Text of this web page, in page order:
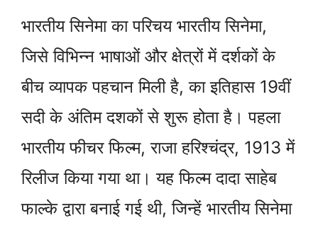
भारतीय सिनेमा का परिचय भारतीय सिनेमा,
जिसे विभिन्न भाषाओं और क्षेत्रों में दर्शकों के
बीच व्यापक पहचान मिली है, का इतिहास 19वीं
सदी के अंतिम दशकों से शुरू होता है। पहला
भारतीय फीचर फिल्म, राजा हरिश्चंद्र, 1913 में
रिलीज किया गया था। यह फिल्म दादा साहेब
फाल्के द्वारा बनाई गई थी, जिन्हें भारतीय सिनेमा